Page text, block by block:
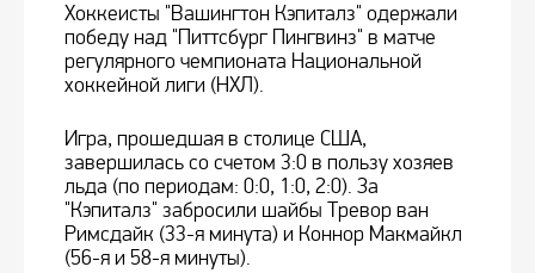
Хоккеисты "Вашингтон Кэпиталз" одержали
победу над "Питтсбург Пингвинз" в матче
регулярного чемпионата Национальной
хоккейной лиги (НХЛ).
Игра, прошедшая в столице США,
завершилась со счетом 3:0 в пользу хозяев
льда (по периодам: 0:0, 1:0, 2:0). За
"Кэпиталз" забросили шайбы Тревор ван
Римсдайк (33-я минута) и Коннор Макмайкл
(56-я и 58-я минуты).